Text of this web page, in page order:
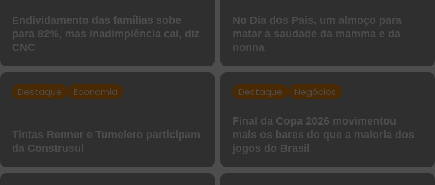
Endividamento das famílias sobe
para 82%, mas inadimplência cai, diz
CNC
No Dia dos Pais, um almoço para
matar a saudade da mamma e da
nonna
Destaque Economia
Tintas Renner e Tumelero participam
da Construsul
Destaque Negócios
Final da Copa 2026 movimentou
mais os bares do que a maioria dos
jogos do Brasil